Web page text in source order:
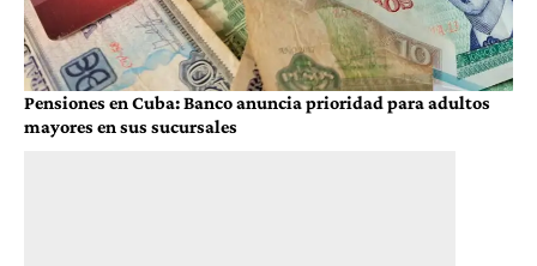
Pensiones en Cuba: Banco anuncia prioridad para adultos
mayores en sus sucursales